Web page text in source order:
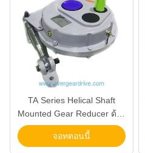
TA Series Helical Shaft
Mounted Gear Reducer ด้วย
ความจุ 0.75KW-200KW ระยะ
พลังงาน, Output Hollow
จอทตอนนี้